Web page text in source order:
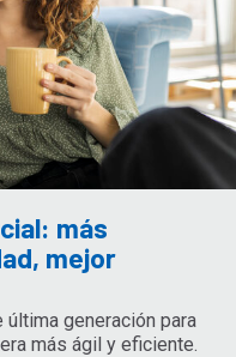
más
mejor
generación para
más ágil y eficiente.